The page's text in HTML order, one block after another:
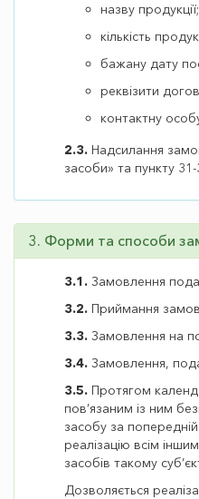
назву продукції;
кількість
бажану дату
реквізити
контактну
2.3. Надсилання
засоби» та пункту
3. Форми та способи
3.1. Замовлення
3.2. Приймання
3.3. Замовлення на
3.4. Замовлення,
3.5. Протягом
пов’язаним із ним
засобу за
реалізацію всім
засобів такому
Дозволяється